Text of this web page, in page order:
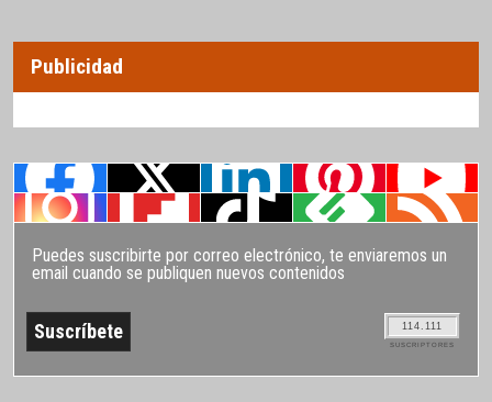
Publicidad
Puedes suscribirte por correo electrónico, te enviaremos un
email cuando se publiquen nuevos contenidos
114.111
SUSCRIPTORES